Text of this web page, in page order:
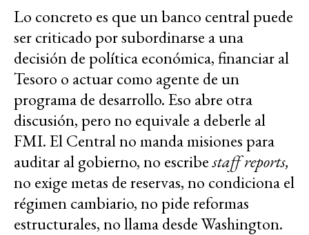
Lo concreto es que un banco central puede
ser criticado por subordinarse a una
decisión de política económica, financiar al
Tesoro o actuar como agente de un
programa de desarrollo. Eso abre otra
discusión, pero no equivale a deberle al
FMI. El Central no manda misiones para
auditar al gobierno, no escribestaff reports,
no exige metas de reservas, no condiciona el
régimen cambiario, no pide reformas
estructurales, no llama desde Washington.